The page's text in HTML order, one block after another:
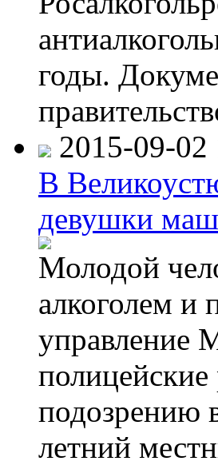
годы.
2015-09-02
В
девушки
Молодой
алкоголем и
управление
подозрению
летний